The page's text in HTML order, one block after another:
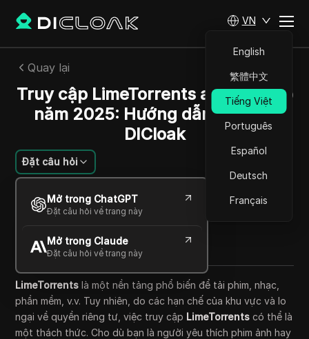
VN
English
繁體中文
Tiếng Việt
Português
Español
Deutsch
Français
Quay lại
Truy cập LimeTorrents an toàn vào
năm 2025: Hướng dẫn Proxy &
DICloak
Đặt câu hỏi
Mở trong ChatGPT
Đặt câu hỏi về trang này
Mở trong Claude
Đặt câu hỏi về trang này
Li Minghui
15 Th10 2025 6 Đọc trong giây phút
Copy Link
LimeTorrents là một nền tảng phổ biến để tải phim, nhạc,
phần mềm, v.v. Tuy nhiên, do các hạn chế của khu vực và lo
ngại về quyền riêng tư, việc truy cập LimeTorrents có thể là
một thách thức. Cho dù bạn là người yêu thích phim ảnh hay